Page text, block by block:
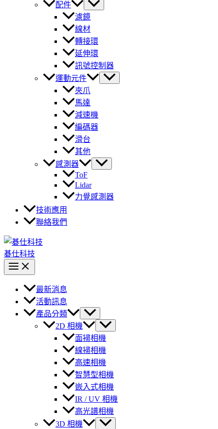
配件
濾鏡
線材
轉接環
延伸環
訊號控制器
運動元件
夾爪
馬達
減速機
編碼器
滑台
其他
感測器
ToF
Lidar
力覺感測器
技術應用
聯絡我們
碁仕科技
最新消息
活動訊息
產品分類
2D 相機
面掃相機
線掃相機
高速相機
智慧型相機
嵌入式相機
IR / UV 相機
高光譜相機
3D 相機